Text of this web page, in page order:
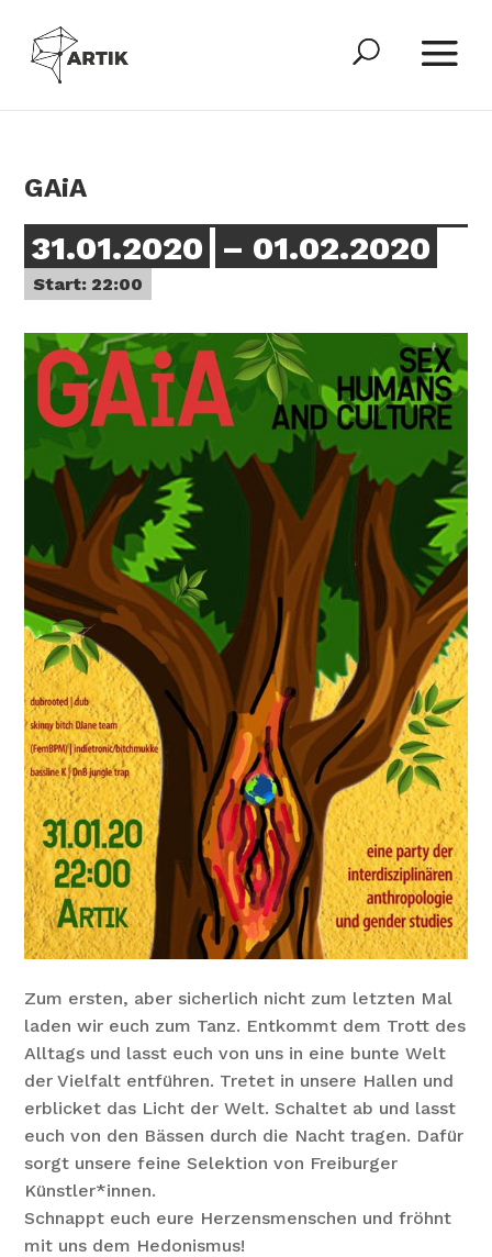
GAiA
31.01.2020 – 01.02.2020
Start: 22:00
Zum ersten, aber sicherlich nicht zum letzten Mal
laden wir euch zum Tanz. Entkommt dem Trott des
Alltags und lasst euch von uns in eine bunte Welt
der Vielfalt entführen. Tretet in unsere Hallen und
erblicket das Licht der Welt. Schaltet ab und lasst
euch von den Bässen durch die Nacht tragen. Dafür
sorgt unsere feine Selektion von Freiburger
Künstler*innen.
Schnappt euch eure Herzensmenschen und fröhnt
mit uns dem Hedonismus!